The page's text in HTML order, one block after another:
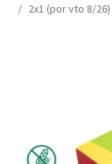
2x1 (por vto 8/26)